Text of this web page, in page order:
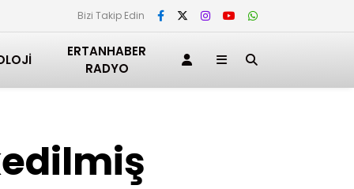
Bizi Takip Edin
ERTANHABER
RADYO